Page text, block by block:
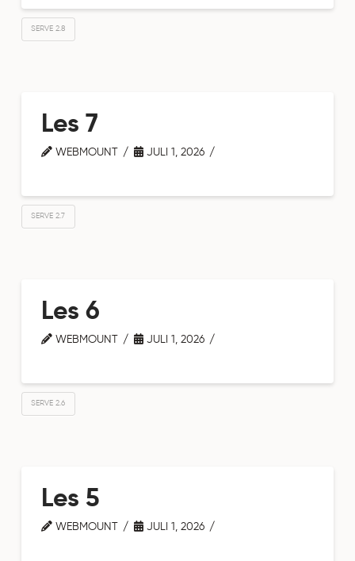
SERVE 2.8
Les 7
WEBMOUNT JULI 1, 2026
SERVE 2.7
Les 6
WEBMOUNT JULI 1, 2026
SERVE 2.6
Les 5
WEBMOUNT JULI 1, 2026